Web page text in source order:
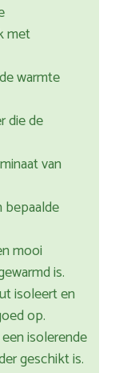
met
warmte
die de
van
bepaalde
mooi
is.
isoleert en
op.
isolerende
geschikt is.